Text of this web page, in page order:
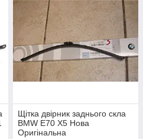
Щітка двірник заднього скла
BMW E70 X5 Нова
Оригінальна